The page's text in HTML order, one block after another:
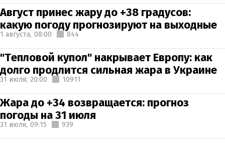
Август принес жару до +38 градусов:
какую погоду прогнозируют на выходные
1 августа, 08:00 844
"Тепловой купол" накрывает Европу: как
долго продлится сильная жара в Украине
31 июля, 20:00 10911
Жара до +34 возвращается: прогноз
погоды на 31 июля
31 июля, 09:15 939